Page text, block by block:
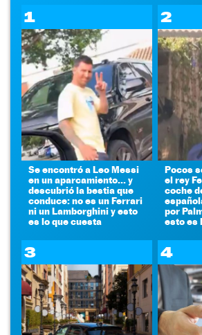
1
Se encontró a Leo Messi
en un aparcamiento... y
descubrió la bestia que
conduce: no es un Ferrari
ni un Lamborghini y esto
es lo que cuesta
2
Pocos
el rey
coche
por
esto es
3 4